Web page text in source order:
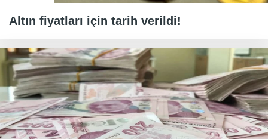
Altın fiyatları için tarih verildi!